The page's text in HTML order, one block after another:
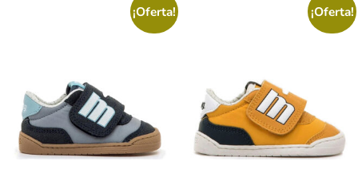
¡Oferta! ¡Oferta!